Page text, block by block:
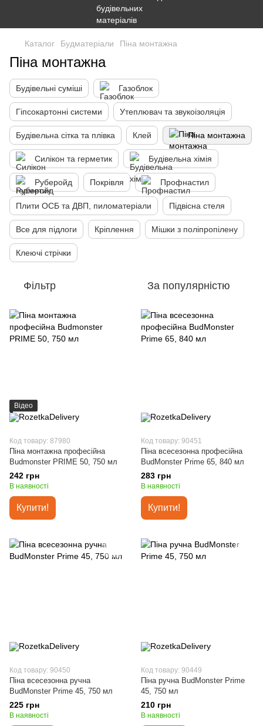
Каталог Будматеріали Піна монтажна
Піна монтажна
Будівельні суміші Газоблок
Гіпсокартонні системи Утеплювач та звукоізоляція
Будівельна сітка та плівка Клей Піна монтажна
Силікон та герметик Будівельна хімія
Руберойд Покрівля Профнастил
Плити ОСБ та ДВП, пиломатеріали Підвісна стеля
Все для підлоги Кріплення Мішки з поліпропілену
Клеючі стрічки
Фільтр За популярністю
Відео
Код товару: 87980
Піна монтажна професійна
Budmonster PRIME 50, 750 мл
242 грн
В наявності
Купити!
Код товару: 90451
Піна всесезонна професійна
BudMonster Prime 65, 840 мл
283 грн
В наявності
Купити!
Код товару: 90450
Піна всесезонна ручна
BudMonster Prime 45, 750 мл
225 грн
В наявності
Код товару: 90449
Піна ручна BudMonster Prime
45, 750 мл
210 грн
В наявності